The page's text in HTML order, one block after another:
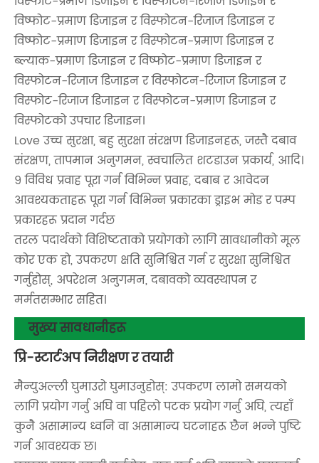
विष्फोट-प्रमाण डिजाइन र विस्फोटन-रिजाज डिजाइन र
विष्फोट-प्रमाण डिजाइन र विस्फोटन-प्रमाण डिजाइन र
ब्ल्याक-प्रमाण डिजाइन र विष्फोट-प्रमाण डिजाइन र
विस्फोटन-रिजाज डिजाइन र विस्फोटन-रिजाज डिजाइन र
विस्फोट-रिजाज डिजाइन र विस्फोटन-प्रमाण डिजाइन र
विस्फोटको उपचार डिजाइन।
Love उच्च सुरक्षा, बहु सुरक्षा संरक्षण डिजाइनहरू, जस्तै दबाव
संरक्षण, तापमान अनुगमन, स्वचालित शटडाउन प्रकार्य, आदि।
9 विविध प्रवाह पूरा गर्न विभिन्न प्रवाह, दबाब र आवेदन
आवश्यकताहरू पूरा गर्न विभिन्न प्रकारका ड्राइभ मोड र पम्प
प्रकारहरू प्रदान गर्दछ
तरल पदार्थको विशिष्टताको प्रयोगको लागि सावधानीको मूल
कोर एक हो, उपकरण क्षति सुनिश्चित गर्न र सुरक्षा सुनिश्चित
गर्नुहोस्, अपरेशन अनुगमन, दबावको व्यवस्थापन र
मर्मतसम्भार सहित।
मुख्य सावधानीहरू
प्रि-स्टार्टअप निरीक्षण र तयारी
मैन्युअल्ली घुमाउरो घुमाउनुहोस्: उपकरण लामो समयको
लागि प्रयोग गर्नु अघि वा पहिलो पटक प्रयोग गर्नु अघि, त्यहाँ
कुनै असामान्य ध्वनि वा असामान्य घटनाहरू छैन भन्ने पुष्टि
गर्न आवश्यक छ।